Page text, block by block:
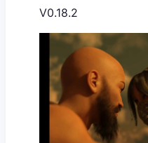
V0.18.2